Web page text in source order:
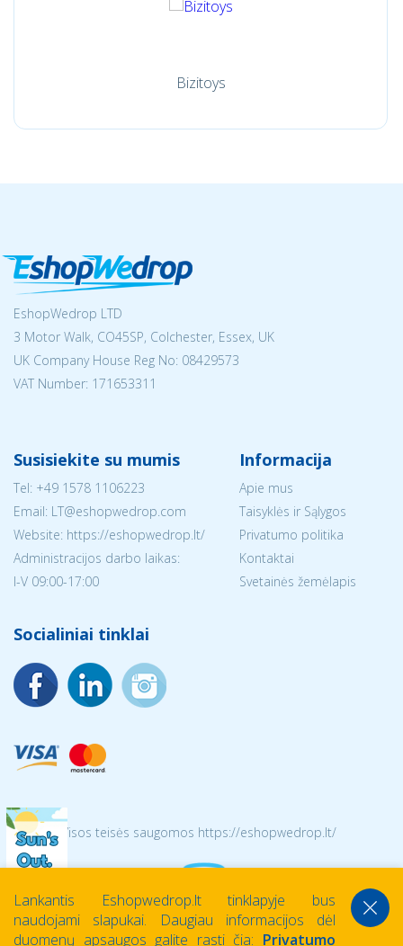
Bizitoys
EshopWedrop LTD
3 Motor Walk, CO45SP, Colchester, Essex, UK
UK Company House Reg No: 08429573
VAT Number: 171653311
Susisiekite su mumis
Tel: +49 1578 1106223
Email: LT@eshopwedrop.com
Website: https://eshopwedrop.lt/
Administracijos darbo laikas:
I-V 09:00-17:00
Informacija
Apie mus
Taisyklės ir Sąlygos
Privatumo politika
Kontaktai
Svetainės žemėlapis
Socialiniai tinklai
© 2026 Visos teisės saugomos https://eshopwedrop.lt/
Lankantis Eshopwedrop.lt tinklapyje bus
naudojami slapukai. Daugiau informacijos dėl
duomenų apsaugos galite rasti čia: Privatumo